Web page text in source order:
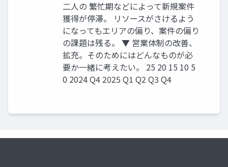
二人の 繁忙期などによって新規案件
獲得が停滞。 リソースがさけるよう
になってもエリアの偏り、案件の偏り
の課題は残る。 ▼ 営業体制の改善、
拡充。そのためにはどんなものが必
要か一緒に考えたい。 25 20 15 10 5
0 2024 Q4 2025 Q1 Q2 Q3 Q4